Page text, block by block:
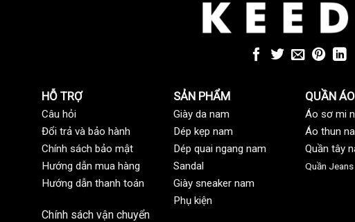
HỖ TRỢ
Câu hỏi
Đổi trả và bảo hành
Chính sách bảo mật
Hướng dẫn mua hàng
Hướng dẫn thanh toán
Chính sách vận chuyển
SẢN PHẨM
Giày da nam
Dép kẹp nam
Dép quai ngang nam
Sandal
Giày sneaker nam
Phụ kiện
QUẦN
Áo sơ mi
Áo thun
Quần tây
Quần Jeans